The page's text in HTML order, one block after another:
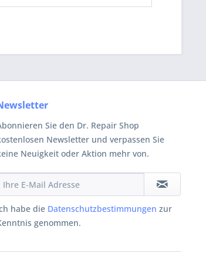
Sie den Dr. Repair Shop
Newsletter und verpassen Sie
Neuigkeit oder Aktion mehr von.
habe die Datenschutzbestimmungen zur
genommen.